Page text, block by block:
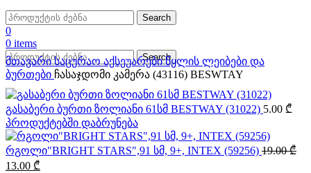
Search
0
0 items
Search
მთავარისაცურაო აქსეუარებიწყლის ლეიბები და
ბურთები ჩასაჯდომი კამერა (43116) BESWTAY
გასაბერი ბურთი ზოლიანი 61სმ BESTWAY (31022) 5.00 ₾
პროდუქტებში დაბრუნება
რგოლი"BRIGHT STARS",91 სმ, 9+, INTEX (59256) 19.00₾
Original
13.00 ₾